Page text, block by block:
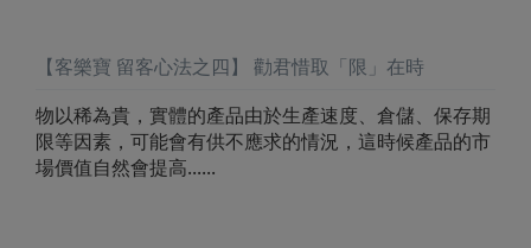
【客樂寶 留客心法之四】 勸君惜取「限」在時
物以稀為貴，實體的產品由於生產速度、倉儲、保存期
限等因素，可能會有供不應求的情況，這時候產品的市
場價值自然會提高......